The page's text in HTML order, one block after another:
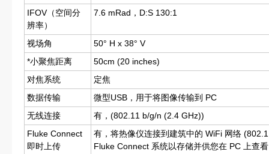
IFOV（空间分
辨率）
7.6 mRad，D:S 130:1
视场角
50° H x 38° V
*小聚焦距离
50cm (20 inches)
对焦系统
定焦
数据传输
微型USB，用于将图像传输到 PC
无线连接
有，(802.11 b/g/n (2.4 GHz))
Fluke Connect
即时上传
有，将热像仪连接到建筑中的 WiFi 网络
Fluke Connect 系统以存储并供您在 PC 上查看